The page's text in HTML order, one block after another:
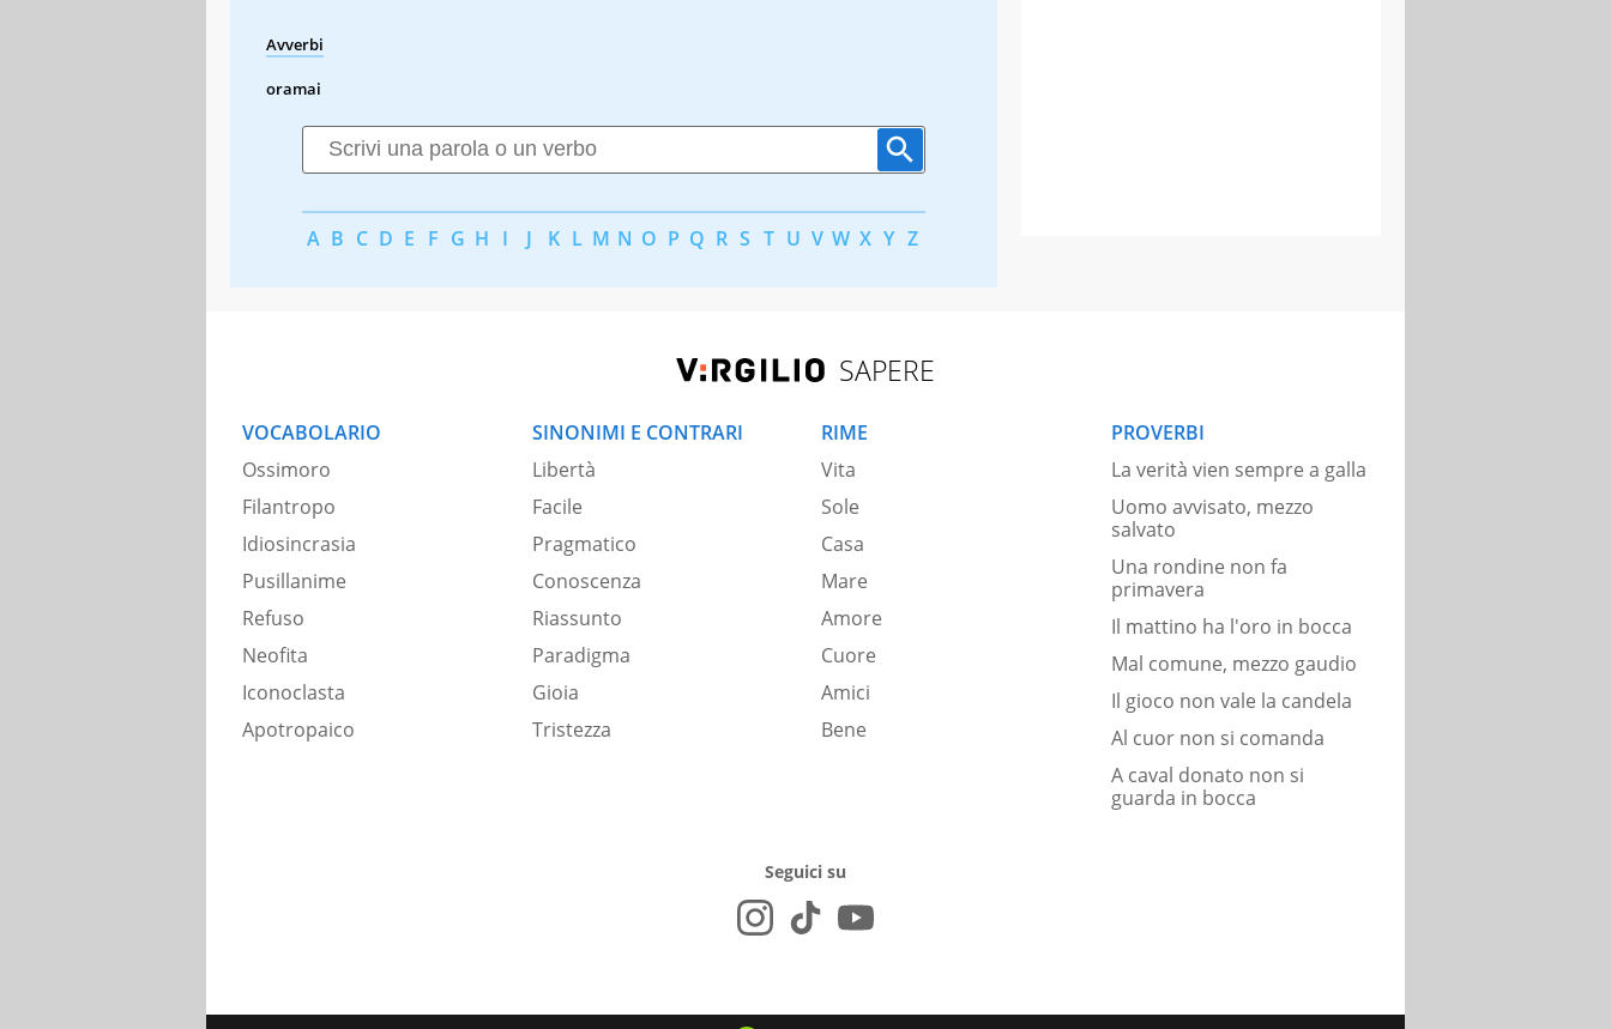
Avverbi
oramai
A B C D E F G H I J K L M N O P Q R S T U V W X Y Z
SAPERE
VOCABOLARIO
Ossimoro
Filantropo
Idiosincrasia
Pusillanime
Refuso
Neofita
Iconoclasta
Apotropaico
SINONIMI E CONTRARI
Libertà
Facile
Pragmatico
Conoscenza
Riassunto
Paradigma
Gioia
Tristezza
RIME
Vita
Sole
Casa
Mare
Amore
Cuore
Amici
Bene
PROVERBI
La verità vien sempre a galla
Uomo avvisato, mezzo
salvato
Una rondine non fa
primavera
Il mattino ha l'oro in bocca
Mal comune, mezzo gaudio
Il gioco non vale la candela
Al cuor non si comanda
A caval donato non si
guarda in bocca
Seguici su